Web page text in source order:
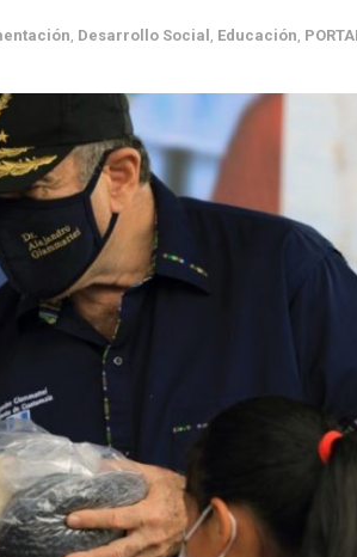
Desarrollo Social Educación